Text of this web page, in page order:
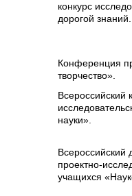
конкурс
дорогой
Конференция
творчество».
Всероссийский
науки».
Всероссийский
проектно-
учащихся